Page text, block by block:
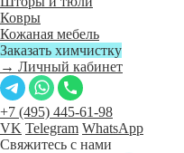
Ковры
Кожаная мебель
Заказать химчистку
→ Личный кабинет
+7 (495) 445-61-98
VK Telegram WhatsApp
Свяжитесь с нами